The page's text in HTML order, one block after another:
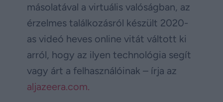
másolatával a virtuális valóságban, az
érzelmes találkozásról készült 2020-
as videó heves online vitát váltott ki
arról, hogy az ilyen technológia segít
vagy árt a felhasználóinak – írja az
aljazeera.com.